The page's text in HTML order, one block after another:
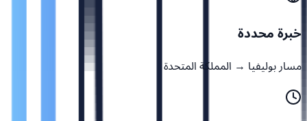
خبرة محددة
مسار بوليفيا → المملكة المتحدة